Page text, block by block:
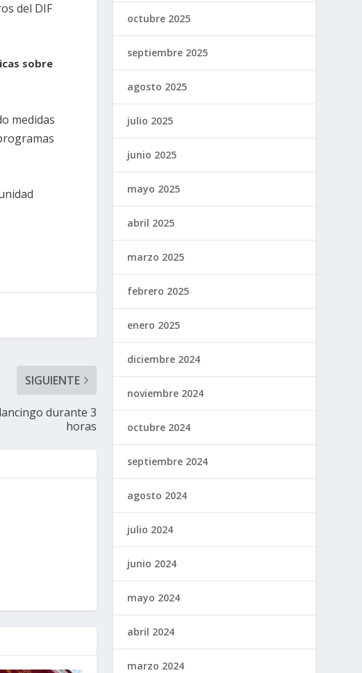
del DIF
sobre
medidas
SIGUIENTE
durante 3
horas
octubre 2025
septiembre 2025
agosto 2025
julio 2025
junio 2025
mayo 2025
abril 2025
marzo 2025
febrero 2025
enero 2025
diciembre 2024
noviembre 2024
octubre 2024
septiembre 2024
agosto 2024
julio 2024
junio 2024
mayo 2024
abril 2024
marzo 2024